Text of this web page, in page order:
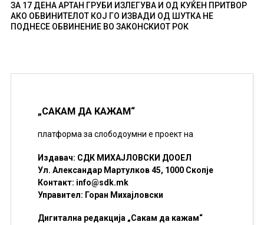
ЗА 17 ДЕНА АРТАН ГРУБИ ИЗЛЕГУВА И ОД КУЌЕН ПРИТВОР
АКО ОБВИНИТЕЛОТ КОЈ ГО ИЗВАДИ ОД ШУТКА НЕ
ПОДНЕСЕ ОБВИНЕНИЕ ВО ЗАКОНСКИОТ РОК
„САКАМ ДА КАЖАМ“
платформа за слободоумни е проект на
Издавач: СДК МИХАЈЛОВСКИ ДООЕЛ
Ул. Александар Мартулков 45, 1000 Скопје
Контакт: info@sdk.mk
Управител: Горан Михајловски
Дигитална редакција „Сакам да кажам“